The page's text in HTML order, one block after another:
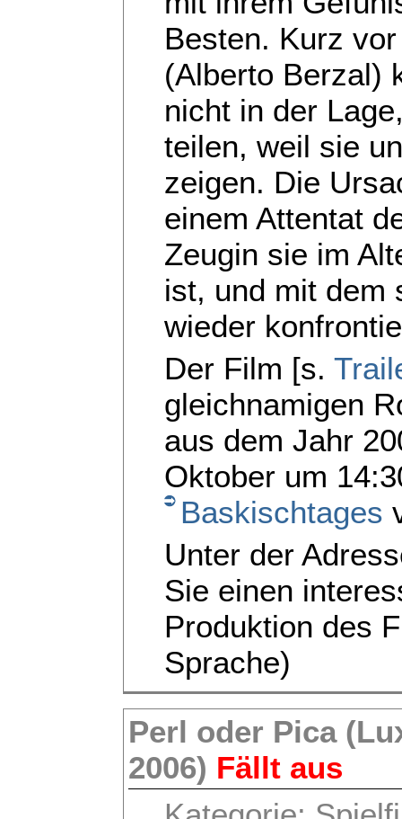
Besten. Kurz
(Alberto Berzal)
nicht in der
teilen, weil sie
zeigen. Die
einem Attentat
Zeugin sie im
ist, und mit dem
wieder
Der Film [s.
gleichnamigen
aus dem Jahr
Oktober um
Baskischtages
Unter der
Sie einen
Produktion des
Sprache)
Perl oder Pica
2006) Fällt aus